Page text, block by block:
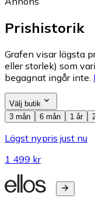
Prishistorik
Grafen visar lägsta
eller storlek) som
begagnat ingår inte.
Välj butik
3 mån
6 mån 1 år
Lägst nypris just nu
1 499 kr